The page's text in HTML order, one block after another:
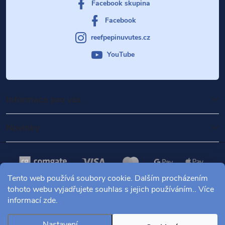
Tento web používá soubory cookie. Dalším procházením
tohoto webu vyjadřujete souhlas s jejich používáním.. Více
informacízde.
Facebook skupina
Facebook
reefpepinuvutes.cz
YouTube
Copyright 2026
vyhrazena.